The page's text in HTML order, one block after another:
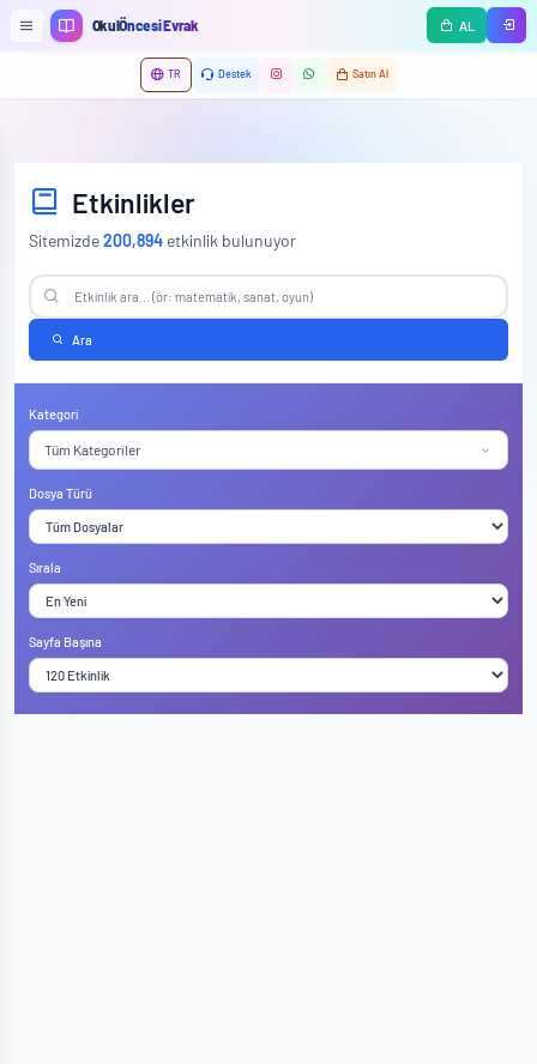
Ana içeriğe geçOkulÖncesi Evrak AL
TR Destek Satın Al
Etkinlikler
Sitemizde200,894 etkinlik bulunuyor
Ara
Kategori
Tüm Kategoriler
Dosya Türü
Sırala
Sayfa Başına